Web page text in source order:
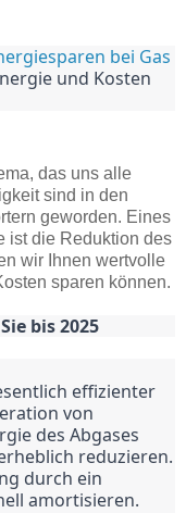
bei Gas
und Kosten
das uns alle
sind in den
geworden. Eines
ist die Reduktion des
wir Ihnen wertvolle
sparen können.
bis 2025
effizienter
von
des Abgases
reduzieren.
durch ein
amortisieren.